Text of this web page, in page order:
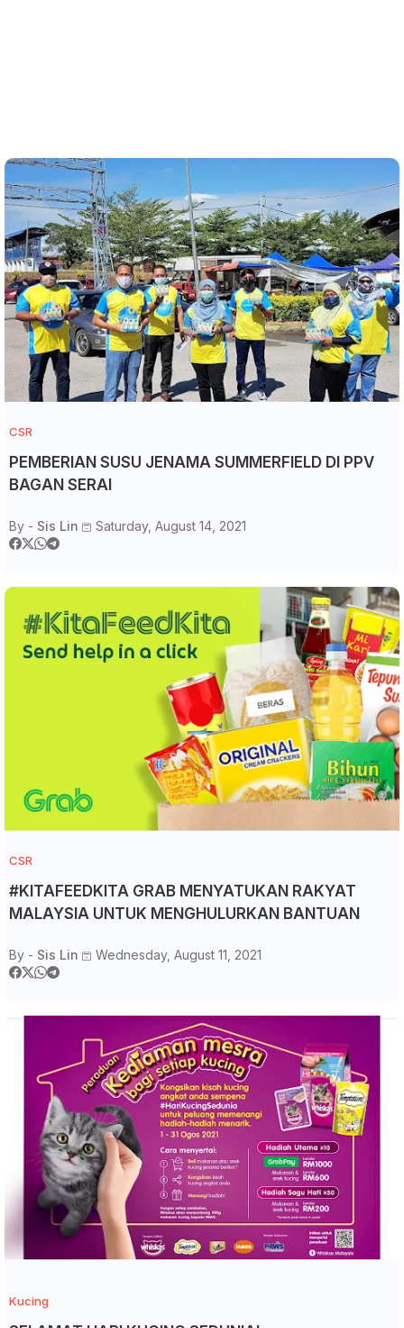
CSR
PEMBERIAN SUSU JENAMA SUMMERFIELD DI PPV
BAGAN SERAI
By - Sis Lin Saturday, August 14, 2021
CSR
#KITAFEEDKITA GRAB MENYATUKAN RAKYAT
MALAYSIA UNTUK MENGHULURKAN BANTUAN
By - Sis Lin Wednesday, August 11, 2021
Kucing